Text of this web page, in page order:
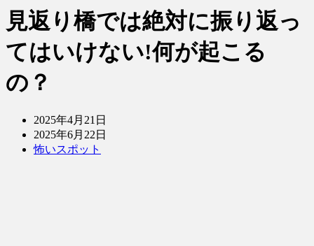
見返り橋では絶対に振り返っ
てはいけない!何が起こる
の？
2025年4月21日
2025年6月22日
怖いスポット